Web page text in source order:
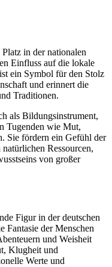
in der nationalen
Einfluss auf die lokale
ein Symbol für den Stolz
und erinnert die
Traditionen.
als Bildungsinstrument,
Tugenden wie Mut,
Sie fördern ein Gefühl der
Ressourcen,
von großer
Figur in der deutschen
Fantasie der Menschen
und Weisheit
Klugheit und
Werte und